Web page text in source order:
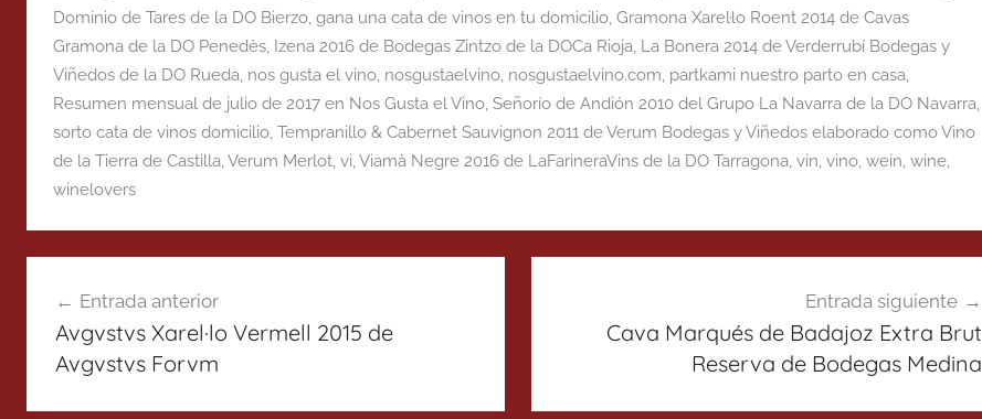
Dominio de Tares de la DO Bierzo, gana una cata de vinos en tu domicilio, Gramona Xarel·lo Roent 2014 de Cavas
Gramona de la DO Penedès, Izena 2016 de Bodegas Zintzo de la DOCa Rioja, La Bonera 2014 de Verderrubí Bodegas y
Viñedos de la DO Rueda, nos gusta el vino, nosgustaelvino, nosgustaelvino.com, partkami nuestro parto en casa,
Resumen mensual de julio de 2017 en Nos Gusta el Vino, Señorío de Andión 2010 del Grupo La Navarra de la DO Navarra,
sorto cata de vinos domicilio, Tempranillo & Cabernet Sauvignon 2011 de Verum Bodegas y Viñedos elaborado como Vino
de la Tierra de Castilla,Verum Merlot, vi,Viamà Negre 2016 de LaFarineraVins de la DO Tarragona, vin, vino, wein, wine,
winelovers
de
entradas
Entrada anterior
Avgvstvs Xarel·lo Vermell 2015 de
Avgvstvs Forvm
Entrada siguiente
Cava Marqués de Badajoz Extra Brut
Reserva de Bodegas Medina